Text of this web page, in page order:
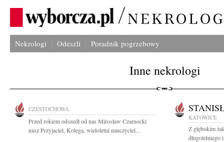
Nekrologi Odeszli Poradnik pogrzebowy
Inne nekrologi
CZĘSTOCHOWA
Przed rokiem odszedł od nas Mirosław Czarnocki
nasz Przyjaciel, Kolega, wieloletni nauczyciel...
KATOWICE
Z głębokim
długoletniego